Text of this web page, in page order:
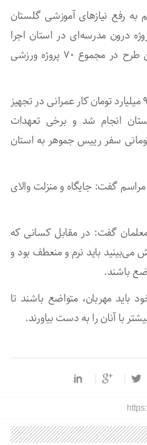
به رفع نیازهای آموزشی گلستان
کرد و گفت: در حال حاضر ۵۰ پروژه درون مدرسه‌ای در استان اجرا
می‌شود اما سهم 24 استان‌ دیگر از این طرح در مجموع 70 پروژه ورزشی
وی افزود: در دولت سیزدهم افزون بر ۹۰۰ میلیارد تومان کار عمرانی در تجهیز
انجام شد و برخی تعهدات
اعتبار ۱۳۵ میلیارد تومانی سفر رییس جموهر به استان
گفت: جایگاه و منزلت والای
گفت: در مقابل کسانی که
می‌بینید باید نرم و منعطف بود و
باشند.
مهربان، متواضع باشند تا
با آنان را به دست بیاورند.